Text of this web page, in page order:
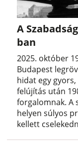
A
ban
2025. október
Budapest
hidat egy
felújítás után
forgalomnak. A
helyen súlyos
kellett